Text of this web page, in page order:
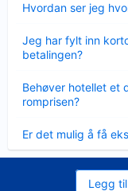
Hvordan ser jeg
mindre
Jeg har fylt inn
betalingen?
mindre
Behøver hotellet et
romprisen?
mindre
Er det mulig å få
mindre
Legg